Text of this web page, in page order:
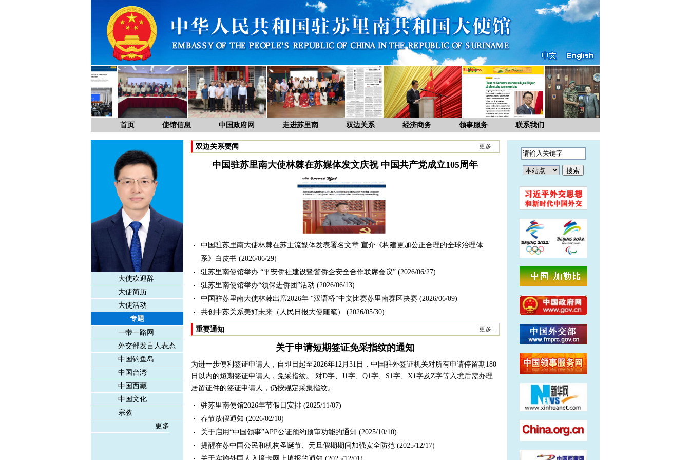
首页 使馆信息 中国政府网 走进苏里南 双边关系 经济商务 领事服务 联系我们
大使欢迎辞
大使简历
大使活动
专题
一带一路网
外交部发言人表态
中国钓鱼岛
中国台湾
中国西藏
中国文化
宗教
更多
双边关系要闻 更多...
中国驻苏里南大使林棘在苏媒体发文庆祝 中国共产党成立105周年
中国驻苏里南大使林棘在苏主流媒体发表署名文章 宣介《构建更加公正合理的全球治理体
系》白皮书 (2026/06/29)
驻苏里南使馆举办 “平安侨社建设暨警侨企安全合作联席会议” (2026/06/27)
驻苏里南使馆举办“领保进侨团”活动 (2026/06/13)
中国驻苏里南大使林棘出席2026年 “汉语桥”中文比赛苏里南赛区决赛 (2026/06/09)
共创中苏关系美好未来（人民日报大使随笔）
(2026/05/30)
重要通知 更多...
关于申请短期签证免采指纹的通知
为进一步便利签证申请人，自即日起至2026年12月31日，中国驻外签证机关对所有申请停留期180
日以内的短期签证申请人，免采指纹。 对D字、J1字、Q1字、S1字、X1字及Z字等入境后需办理
居留证件的签证申请人，仍按规定采集指纹。
驻苏里南使馆2026年节假日安排 (2025/11/07)
春节放假通知 (2026/02/10)
关于启用“中国领事”APP公证预约预审功能的通知 (2025/10/10)
提醒在苏中国公民和机构圣诞节、元旦假期期间加强安全防范 (2025/12/17)